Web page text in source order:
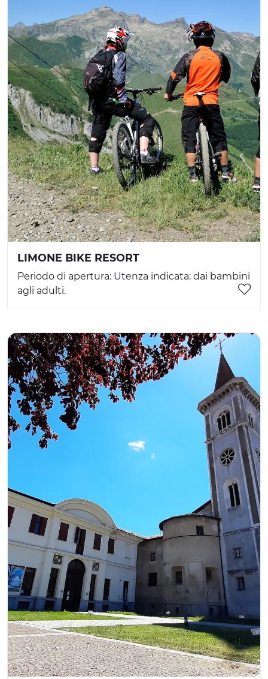
LIMONE BIKE RESORT
Periodo di apertura: Utenza indicata: dai bambini
agli adulti.